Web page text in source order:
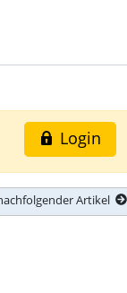
Login
Artikel